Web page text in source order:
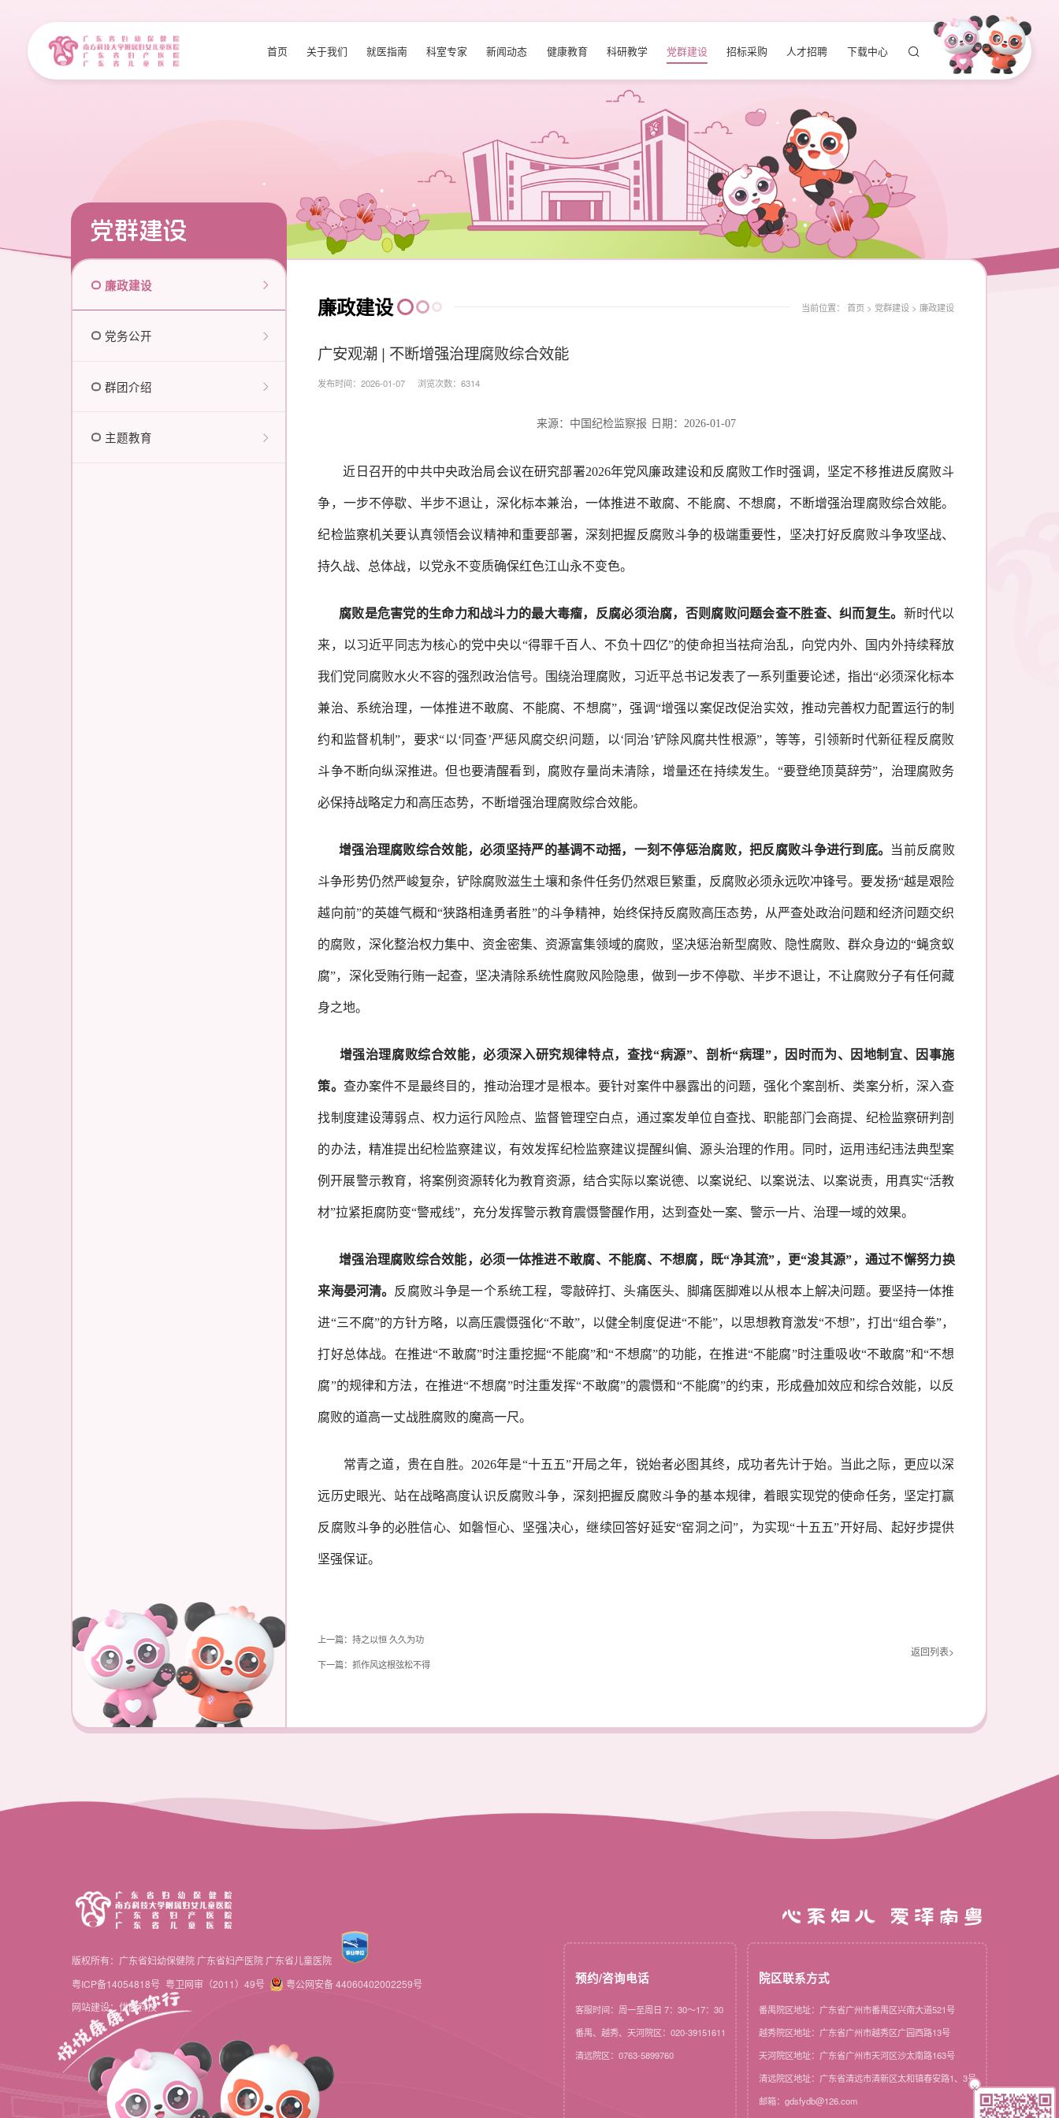
首页 关于我们 就医指南 科室专家 新闻动态 健康教育 科研教学 党群建设 招标采购 人才招聘 下载中心
廉政建设
党务公开
群团介绍
主题教育
党群建设
廉政建设 当前位置： 首页 > 党群建设 > 廉政建设
广安观潮 | 不断增强治理腐败综合效能
发布时间：2026-01-07 浏览次数：6314
来源：中国纪检监察报 日期： 2026-01-07
近日召开的中共中央政治局会议在研究部署2026年党风廉政建设和反腐败工作时强调，坚定不移推进反腐败斗
争，一步不停歇、半步不退让，深化标本兼治，一体推进不敢腐、不能腐、不想腐，不断增强治理腐败综合效能。
纪检监察机关要认真领悟会议精神和重要部署，深刻把握反腐败斗争的极端重要性，坚决打好反腐败斗争攻坚战、
持久战、总体战，以党永不变质确保红色江山永不变色。
腐败是危害党的生命力和战斗力的最大毒瘤，反腐必须治腐，否则腐败问题会查不胜查、纠而复生。 新时代以
来，以习近平同志为核心的党中央以“得罪千百人、不负十四亿”的使命担当祛疴治乱，向党内外、国内外持续释放
我们党同腐败水火不容的强烈政治信号。围绕治理腐败，习近平总书记发表了一系列重要论述，指出“必须深化标本
兼治、系统治理，一体推进不敢腐、不能腐、不想腐”，强调“增强以案促改促治实效，推动完善权力配置运行的制
约和监督机制”，要求“以‘同查’严惩风腐交织问题，以‘同治’铲除风腐共性根源”，等等，引领新时代新征程反腐败
斗争不断向纵深推进。但也要清醒看到，腐败存量尚未清除，增量还在持续发生。“要登绝顶莫辞劳”，治理腐败务
必保持战略定力和高压态势，不断增强治理腐败综合效能。
增强治理腐败综合效能，必须坚持严的基调不动摇，一刻不停惩治腐败，把反腐败斗争进行到底。 当前反腐败
斗争形势仍然严峻复杂，铲除腐败滋生土壤和条件任务仍然艰巨繁重，反腐败必须永远吹冲锋号。要发扬“越是艰险
越向前”的英雄气概和“狭路相逢勇者胜”的斗争精神，始终保持反腐败高压态势，从严查处政治问题和经济问题交织
的腐败，深化整治权力集中、资金密集、资源富集领域的腐败，坚决惩治新型腐败、隐性腐败、群众身边的“蝇贪蚁
腐”，深化受贿行贿一起查，坚决清除系统性腐败风险隐患，做到一步不停歇、半步不退让，不让腐败分子有任何藏
身之地。
增强治理腐败综合效能，必须深入研究规律特点，查找“病源”、剖析“病理”，因时而为、因地制宜、因事施
策。 查办案件不是最终目的，推动治理才是根本。要针对案件中暴露出的问题，强化个案剖析、类案分析，深入查
找制度建设薄弱点、权力运行风险点、监督管理空白点，通过案发单位自查找、职能部门会商提、纪检监察研判剖
的办法，精准提出纪检监察建议，有效发挥纪检监察建议提醒纠偏、源头治理的作用。同时，运用违纪违法典型案
例开展警示教育，将案例资源转化为教育资源，结合实际以案说德、以案说纪、以案说法、以案说责，用真实“活教
材”拉紧拒腐防变“警戒线”，充分发挥警示教育震慑警醒作用，达到查处一案、警示一片、治理一域的效果。
增强治理腐败综合效能，必须一体推进不敢腐、不能腐、不想腐，既“净其流”，更“浚其源”，通过不懈努力换
来海晏河清。 反腐败斗争是一个系统工程，零敲碎打、头痛医头、脚痛医脚难以从根本上解决问题。要坚持一体推
进“三不腐”的方针方略，以高压震慑强化“不敢”，以健全制度促进“不能”，以思想教育激发“不想”，打出“组合拳”，
打好总体战。在推进“不敢腐”时注重挖掘“不能腐”和“不想腐”的功能，在推进“不能腐”时注重吸收“不敢腐”和“不想
腐”的规律和方法，在推进“不想腐”时注重发挥“不敢腐”的震慑和“不能腐”的约束，形成叠加效应和综合效能，以反
腐败的道高一丈战胜腐败的魔高一尺。
常青之道，贵在自胜。 2026年是“十五五”开局之年，锐始者必图其终，成功者先计于始。当此之际，更应以深
远历史眼光、站在战略高度认识反腐败斗争，深刻把握反腐败斗争的基本规律，着眼实现党的使命任务，坚定打赢
反腐败斗争的必胜信心、如磐恒心、坚强决心，继续回答好延安“窑洞之问”，为实现“十五五”开好局、起好步提供
坚强保证。
上一篇：持之以恒 久久为功
下一篇：抓作风这根弦松不得
返回列表>
心系妇儿 爱泽南粤
版权所有：广东省妇幼保健院 广东省妇产医院 广东省儿童医院
粤ICP备14054818号 粤卫网审（2011）49号
粤公网安备 44060402002259号
网站建设：优网科技
预约/咨询电话
客服时间：周一至周日 7：30～17：30
番禺、越秀、天河院区：020-39151611
清远院区：0763-5899760
院区联系方式
番禺院区地址：广东省广州市番禺区兴南大道521号
越秀院区地址：广东省广州市越秀区广园西路13号
天河院区地址：广东省广州市天河区沙太南路163号
清远院区地址：广东省清远市清新区太和镇春安路1、3号
邮箱：gdsfydb@126.com